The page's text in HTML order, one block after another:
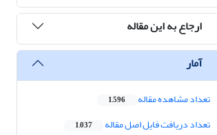
ارجاع به این مقاله
آمار
تعداد مشاهده مقاله 1,596
تعداد دریافت فایل اصل مقاله 1,037